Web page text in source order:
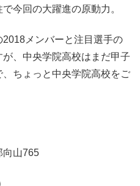
今回の大躍進の原動力。
メンバーと注目選手の
、中央学院高校はまだ甲子
ちょっと中央学院高校をご
向山765